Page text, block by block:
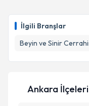
İlgili Branşlar
Beyin ve Sinir
için bir takvim
bilgilendireceğiz.
E-posta
Ankara İlçeleri